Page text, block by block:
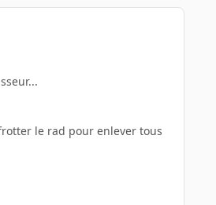
le rad pour enlever tous